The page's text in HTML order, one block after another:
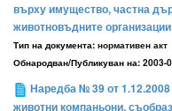
върху имущество, частна
животновъдните организации
Тип на документа: нормативен акт
Обнародван/Публикуван на: 2003-
Наредба № 39 от 1.12.2008
животни компаньони,